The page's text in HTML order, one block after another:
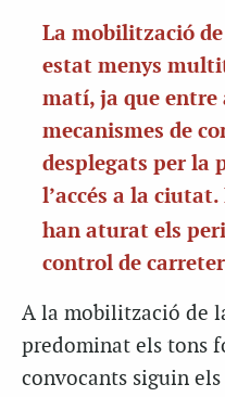
La mobilització
estat menys
matí, ja que entre
mecanismes de
desplegats per la
l’accés a la
han aturat els
control de
A la mobilització de
predominat els tons
convocants siguin